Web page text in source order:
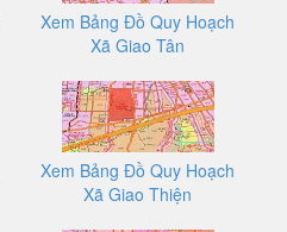
Xem Bảng Đồ Quy Hoạch
Xã Giao Tân
Xem Bảng Đồ Quy Hoạch
Xã Giao Thiện